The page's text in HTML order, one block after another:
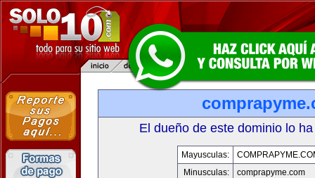
El dueño de este dominio lo
Mayusculas:
Minusculas:
comprapyme.com